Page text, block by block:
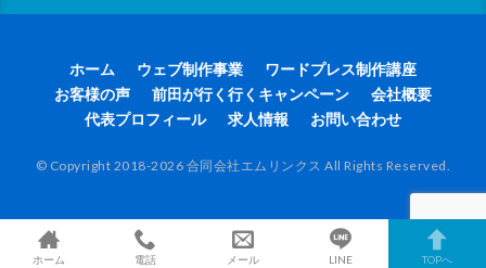
ホーム ウェブ制作事業
ワードプレス制作講座
お客様の声
前田が行く行くキャンペーン
会社概要
代表プロフィール
求人情報 お問い合わせ
© Copyright 2018-2026 合同会社エムリンクス All Rights Reserved.
ホーム 電話 メール LINE TOPへ